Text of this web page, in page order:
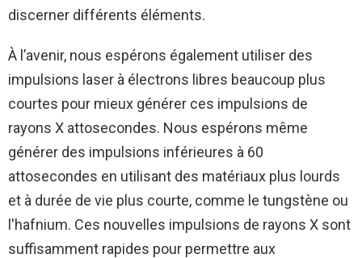
discerner différents éléments.
À l’avenir, nous espérons également utiliser des
impulsions laser à électrons libres beaucoup plus
courtes pour mieux générer ces impulsions de
rayons X attosecondes. Nous espérons même
générer des impulsions inférieures à 60
attosecondes en utilisant des matériaux plus lourds
et à durée de vie plus courte, comme le tungstène ou
l'hafnium. Ces nouvelles impulsions de rayons X sont
suffisamment rapides pour permettre aux